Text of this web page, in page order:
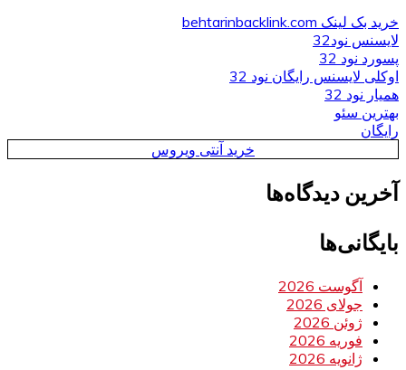
خرید بک لینک behtarinbacklink.com
لایسنس نود32
پسورد نود 32
اوکلی لایسنس رایگان نود 32
همیار نود 32
بهترین سئو
رایگان
خرید آنتی ویروس
آخرین دیدگاه‌ها
بایگانی‌ها
آگوست 2026
جولای 2026
ژوئن 2026
فوریه 2026
ژانویه 2026